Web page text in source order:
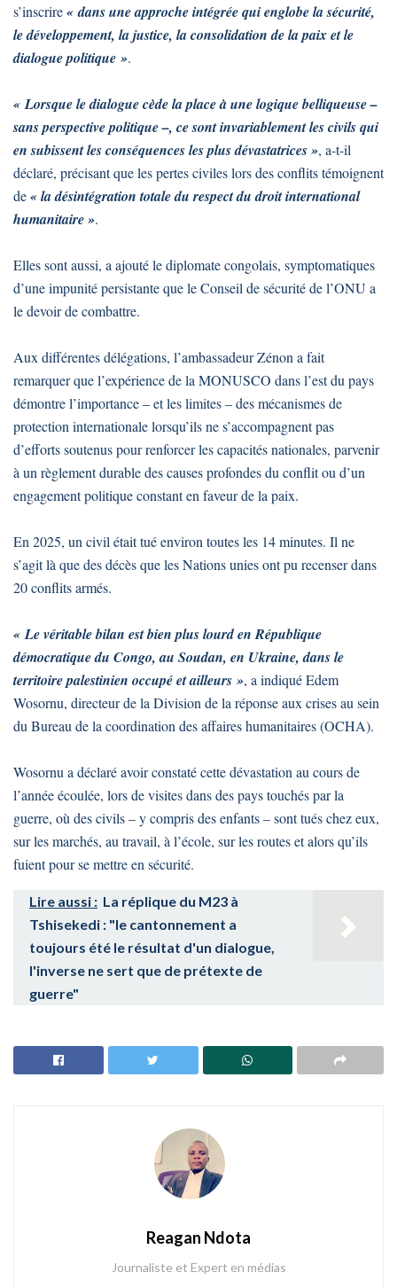
s’inscrire« dans une approche intégrée qui englobe la sécurité,
le développement, la justice, la consolidation de la paix et le
dialogue politique ».
« Lorsque le dialogue cède la place à une logique belliqueuse –
sans perspective politique –, ce sont invariablement les civils qui
en subissent les conséquences les plus dévastatrices », a-t-il
déclaré, précisant que les pertes civiles lors des conflits témoignent
de« la désintégration totale du respect du droit international
humanitaire ».
Elles sont aussi, a ajouté le diplomate congolais, symptomatiques
d’une impunité persistante que le Conseil de sécurité de l’ONU a
le devoir de combattre.
Aux différentes délégations, l’ambassadeur Zénon a fait
remarquer que l’expérience de la MONUSCO dans l’est du pays
démontre l’importance – et les limites – des mécanismes de
protection internationale lorsqu’ils ne s’accompagnent pas
d’efforts soutenus pour renforcer les capacités nationales, parvenir
à un règlement durable des causes profondes du conflit ou d’un
engagement politique constant en faveur de la paix.
En 2025, un civil était tué environ toutes les 14 minutes. Il ne
s’agit là que des décès que les Nations unies ont pu recenser dans
20 conflits armés.
« Le véritable bilan est bien plus lourd en République
démocratique du Congo, au Soudan, en Ukraine, dans le
territoire palestinien occupé et ailleurs », a indiqué Edem
Wosornu, directeur de la Division de la réponse aux crises au sein
du Bureau de la coordination des affaires humanitaires (OCHA).
Wosornu a déclaré avoir constaté cette dévastation au cours de
l’année écoulée, lors de visites dans des pays touchés par la
guerre, où des civils – y compris des enfants – sont tués chez eux,
sur les marchés, au travail, à l’école, sur les routes et alors qu’ils
fuient pour se mettre en sécurité.
Lire aussi : La réplique du M23 à
Tshisekedi : "le cantonnement a
toujours été le résultat d'un dialogue,
l'inverse ne sert que de prétexte de
guerre"
Reagan Ndota
Journaliste et Expert en médias